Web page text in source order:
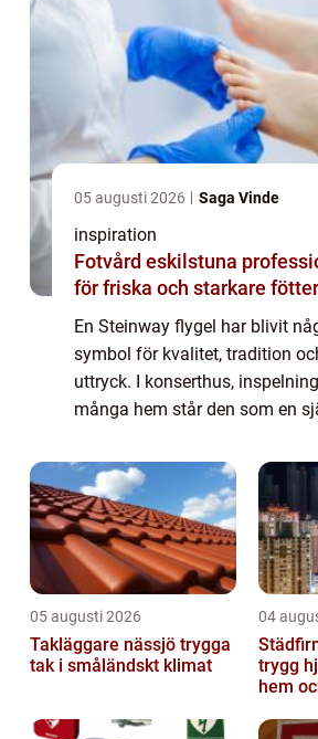
05 augusti 2026 Saga Vinde
inspiration
Fotvård eskilstuna professionell hjälp
för friska och starkare fötter
En Steinway flygel har blivit
symbol för kvalitet, tradition
uttryck. I konserthus,
många hem står den som en
med sin första Steinway som
05 augusti 2026
Takläggare nässjö trygga
tak i småländskt klimat
04
trygg
hem